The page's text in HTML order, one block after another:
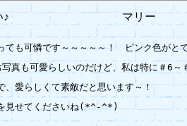
い♪ マリー
ても可憐です～～～～～！　ピンク色がと
真も可愛らしいのだけど、私は特に＃6～
、愛らしくて素敵だと思います～！
見せてくださいね(*^-^*)